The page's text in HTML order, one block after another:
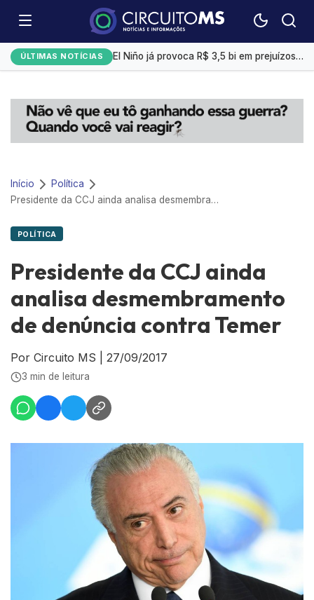
ÚLTIMAS NOTÍCIAS
Emplacamentos de veículos cresceram 10% em julho
El Niño já provoca R$ 3,5 bi em prejuízos e afeta mais 200 cidades brasileiras, diz CNM
Campo Grande tem a 4ª menor taxa de desemprego
Início
Política
Presidente da CCJ ainda analisa desmembramento de denúncia contra Temer
POLÍTICA
Presidente da CCJ ainda
analisa desmembramento
de denúncia contra Temer
Por Circuito MS 27/09/2017
3 min de leitura